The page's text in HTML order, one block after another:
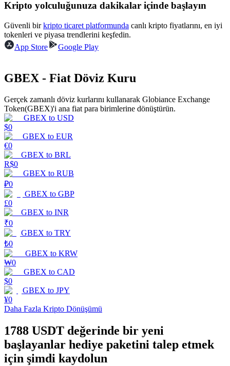
Kazan
Power Piggy
Günlük rekabetçi ödüller kazanın
Staking
Yüksek getiri ve anında erişim
Kripto yolculuğunuza dakikalar içinde başlayın
Güvenli birkripto ticaret platformunda canlı kripto fiyatlarını, en iyi
tokenleri ve piyasa trendlerini keşfedin.
App Store
Google Play
GBEX - Fiat Döviz Kuru
Gerçek zamanlı döviz kurlarını kullanarak Globiance Exchange
Token(GBEX)'i ana fiat para birimlerine dönüştürün.
GBEX to USD
$0
GBEX to EUR
€0
GBEX to BRL
R$0
GBEX to RUB
₽0
GBEX to GBP
£0
GBEX to INR
₹0
GBEX to TRY
₺0
GBEX to KRW
₩0
GBEX to CAD
$0
GBEX to JPY
¥0
Daha Fazla Kripto Dönüşümü
1788 USDT değerinde bir yeni
başlayanlar hediye paketini talep etmek
için şimdi kaydolun